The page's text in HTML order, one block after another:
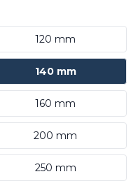
120 mm
140 mm
160 mm
200 mm
250 mm